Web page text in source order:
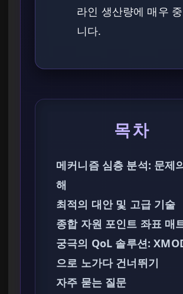
라인 생산량에 매우
니다.
목차
메커니즘 심층 분석: 문제
해
최적의 대안 및 고급 기술
종합 자원 포인트 좌표 매
궁극의 QoL 솔루션:
으로 노가다 건너뛰기
자주 묻는 질문